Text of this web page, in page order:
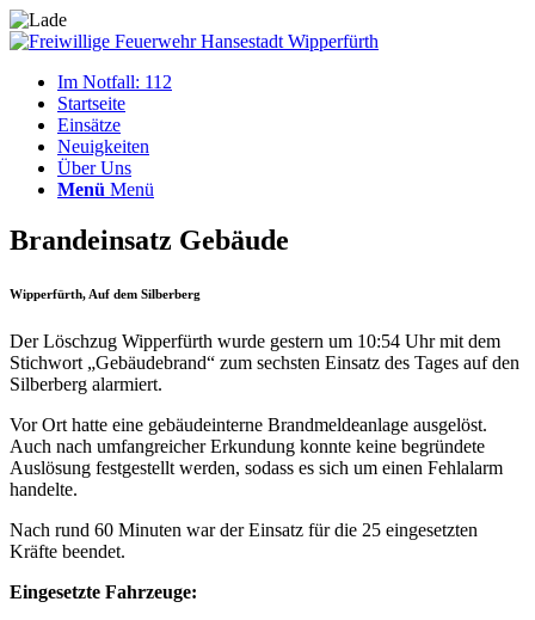
Im Notfall: 112
Startseite
Einsätze
Neuigkeiten
Über Uns
Menü Menü
Brandeinsatz Gebäude
Wipperfürth, Auf dem Silberberg
Der Löschzug Wipperfürth wurde gestern um 10:54 Uhr mit dem
Stichwort „Gebäudebrand“ zum sechsten Einsatz des Tages auf den
Silberberg alarmiert.
Vor Ort hatte eine gebäudeinterne Brandmeldeanlage ausgelöst.
Auch nach umfangreicher Erkundung konnte keine begründete
Auslösung festgestellt werden, sodass es sich um einen Fehlalarm
handelte.
Nach rund 60 Minuten war der Einsatz für die 25 eingesetzten
Kräfte beendet.
Eingesetzte Fahrzeuge: